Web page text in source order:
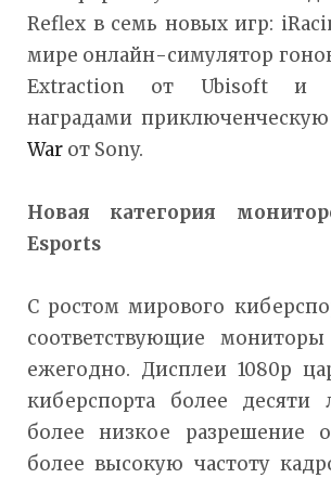
Reflex в семь новых игр:
мире онлайн-симулятор
Extraction от Ubisoft и
наградами
War от Sony.
Новая категория
Esports
С ростом мирового
соответствующие мониторы
ежегодно. Дисплеи 1080p
киберспорта более десяти
более низкое разрешение
более высокую частоту